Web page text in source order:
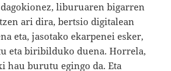
liburuaren bigarren
ari dira, bertsio digitalean
eta, jasotako ekarpenei esker,
eta biribilduko duena. Horrela,
hau burutu egingo da. Eta